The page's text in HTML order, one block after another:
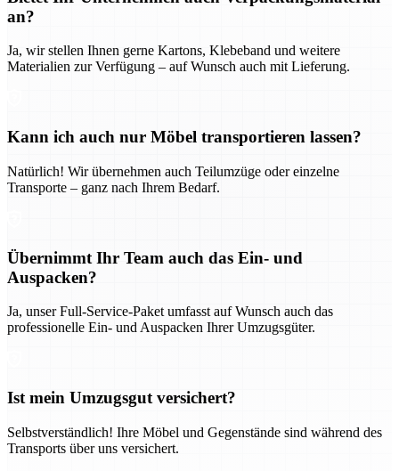
an?
Ja, wir stellen Ihnen gerne Kartons, Klebeband und weitere
Materialien zur Verfügung – auf Wunsch auch mit Lieferung.
Kann ich auch nur Möbel transportieren lassen?
Natürlich! Wir übernehmen auch Teilumzüge oder einzelne
Transporte – ganz nach Ihrem Bedarf.
Übernimmt Ihr Team auch das Ein- und
Auspacken?
Ja, unser Full-Service-Paket umfasst auf Wunsch auch das
professionelle Ein- und Auspacken Ihrer Umzugsgüter.
Ist mein Umzugsgut versichert?
Selbstverständlich! Ihre Möbel und Gegenstände sind während des
Transports über uns versichert.